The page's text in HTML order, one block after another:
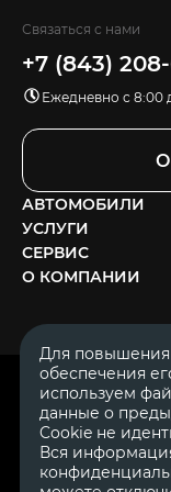
Связаться с нами
+7 (843)
Ежедневно с 8:00
АВТОМОБИЛИ
УСЛУГИ
СЕРВИС
О КОМПАНИИ
© 2007—2026
Обращаем Ваше
носит
каких условиях не
ОГРН 1111644005153
ИНН 1644062657
Для повышения
обеспечения
используем
данные о
Cookie не
Вся